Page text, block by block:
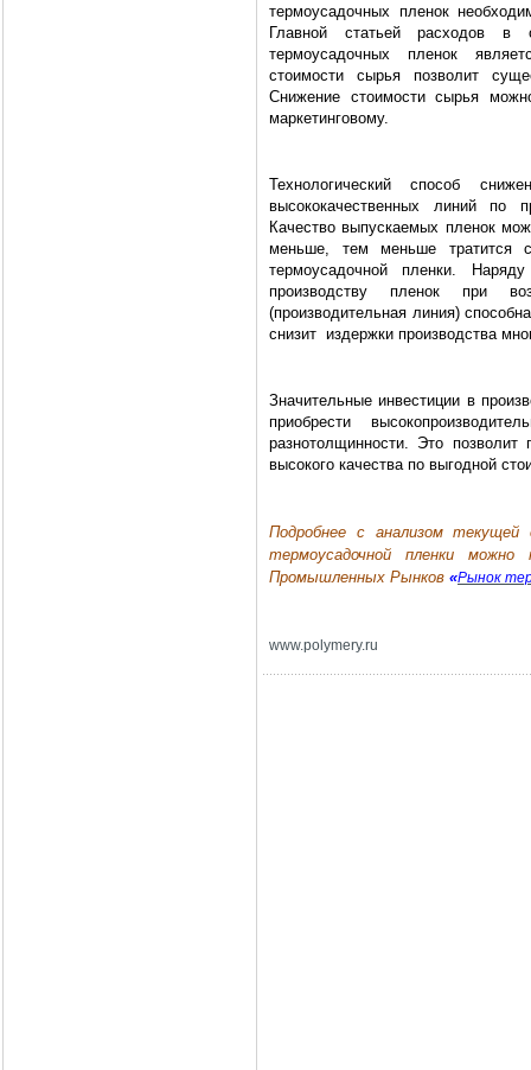
термоусадочных пленок
Главной статьей расходов в
термоусадочных пленок
стоимости сырья позволит
Снижение стоимости сырья
маркетинговому.
Технологический способ
высококачественных линий по
Качество выпускаемых пленок
меньше, тем меньше тратится
термоусадочной пленки.
производству пленок при
(производительная линия)
снизит издержки производства
Значительные инвестиции в
приобрести
разнотолщинности. Это позволит
высокого качества по выгодной
Подробнее с анализом текущей
термоусадочной пленки
Промышленных Рынков «Рынок
www.polymery.ru